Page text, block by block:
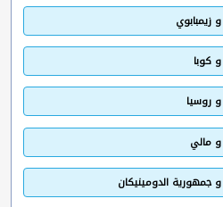
زيمبابوي
كوبا
روسيا
و مالي
جمهورية الدومينيكان